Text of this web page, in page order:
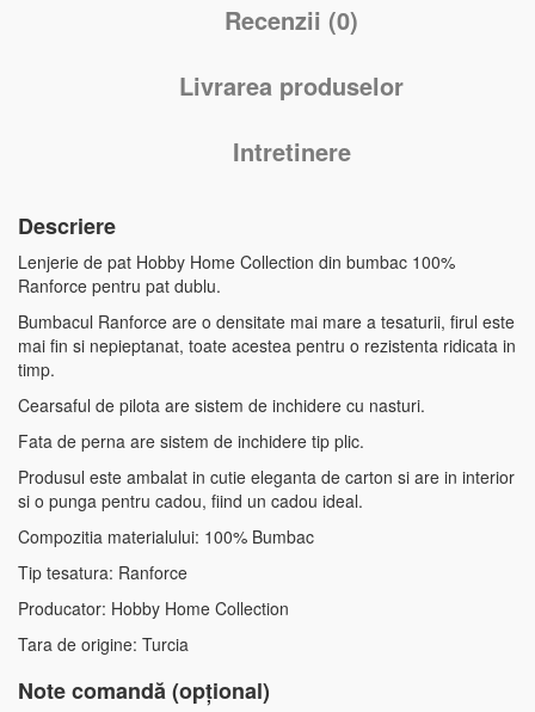
Recenzii (0)
Livrarea produselor
Intretinere
Descriere
Lenjerie de pat Hobby Home Collection din bumbac 100%
Ranforce pentru pat dublu.
Bumbacul Ranforce are o densitate mai mare a tesaturii, firul este
mai fin si nepieptanat, toate acestea pentru o rezistenta ridicata in
timp.
Cearsaful de pilota are sistem de inchidere cu nasturi.
Fata de perna are sistem de inchidere tip plic.
Produsul este ambalat in cutie eleganta de carton si are in interior
si o punga pentru cadou, fiind un cadou ideal.
Compozitia materialului: 100% Bumbac
Tip tesatura: Ranforce
Producator: Hobby Home Collection
Tara de origine: Turcia
Note comandă (opțional)